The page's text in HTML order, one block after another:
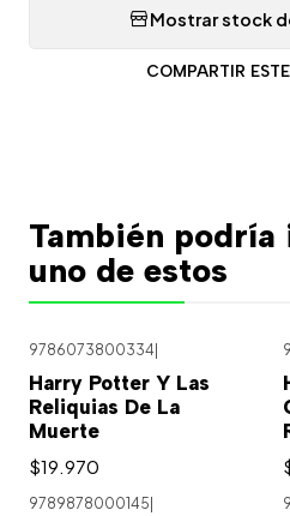
Mostrar stock
COMPARTIR
También
uno de estos
9786073800334
Harry Potter Y Las
Reliquias De La
Muerte
$19.970
9789878000145|